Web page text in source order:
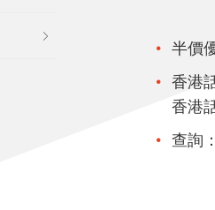
半價
香港
香港
查詢